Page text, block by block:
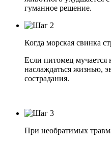
гуманное решение.
Когда морская свинка
Если питомец
наслаждаться жизнью,
сострадания.
При необратимых